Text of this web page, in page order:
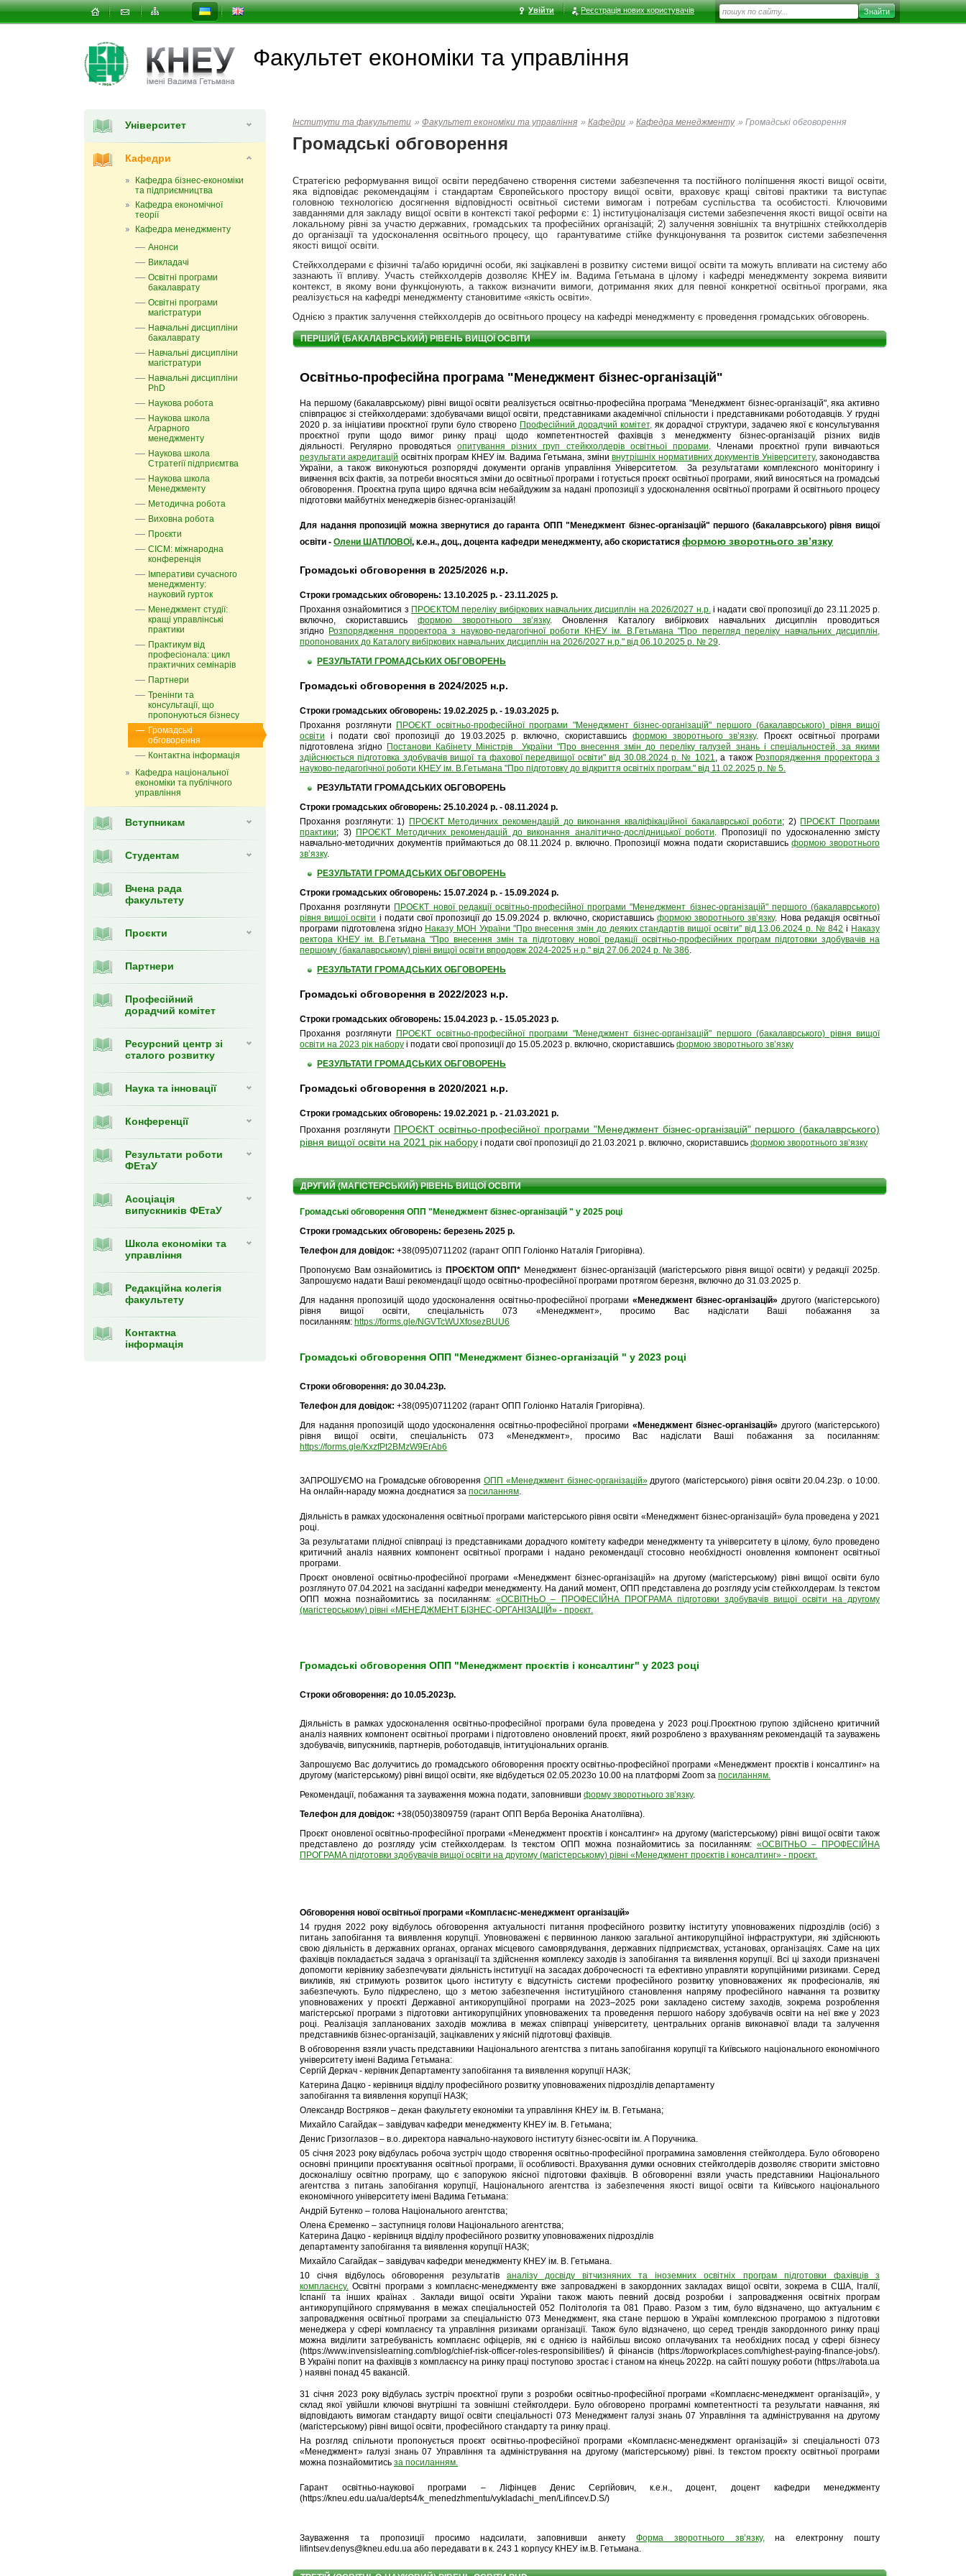
Увійти Реєстрація нових користувачів
Факультет економiки та управлiння
Університет
Кафедри
Кафедра бізнес-економіки
та підприємництва
Кафедра економічної
теорії
Кафедра менеджменту
Анонси
Викладачі
Освітні програми
бакалаврату
Освітні програми
магістратури
Навчальні дисципліни
бакалаврату
Навчальні дисципліни
магістратури
Навчальні дисципліни
PhD
Наукова робота
Наукова школа
Аграрного
менеджменту
Наукова школа
Стратегії підприємтва
Наукова школа
Менеджменту
Методична робота
Виховна робота
Проєкти
СІСМ: міжнародна
конференція
Імперативи сучасного
менеджменту:
науковий гурток
Менеджмент студії:
кращі управлінські
практики
Практикум від
професіонала: цикл
практичних семінарів
Партнери
Тренінги та
консультації, що
пропонуються бізнесу
Громадські
обговорення
Контактна інформація
Кафедра національної
економіки та публічного
управління
Вступникам
Студентам
Вчена рада
факультету
Проєкти
Партнери
Професійний
дорадчий комітет
Ресурсний центр зі
сталого розвитку
Наука та інновації
Конференції
Результати роботи
ФЕтаУ
Асоціація
випускників ФЕтаУ
Школа економіки та
управління
Редакційна колегія
факультету
Контактна
інформація
Інститути та факультети » Факультет економiки та управлiння » Кафедри » Кафедра менеджменту » Громадські обговорення
Громадські обговорення
Стратегією реформування вищої освіти передбачено створення системи забезпечення та постійного поліпшення якості вищої освіти,
яка відповідає рекомендаціям і стандартам Європейського простору вищої освіти, враховує кращі світові практики та виступає
головною технологією досягнення відповідності освітньої системи вимогам і потребам суспільства та особистості. Ключовими
завданнями для закладу вищої освіти в контексті такої реформи є: 1) інституціоналізація системи забезпечення якості вищої освіти на
локальному рівні за участю державних, громадських та професійних організацій; 2) залучення зовнішніх та внутрішніх стейкхолдерів
до організації та удосконалення освітнього процесу, що гарантуватиме стійке функціонування та розвиток системи забезпечення
якості вищої освіти.
Стейкхолдерами є фізичні та/або юридичні особи, які зацікавлені в розвитку системи вищої освіти та можуть впливати на систему або
зазнають її впливу. Участь стейкхолдерів дозволяє КНЕУ ім. Вадима Гетьмана в цілому і кафедрі менеджменту зокрема виявити
контекст, в якому вони функціонують, а таккож визначити вимоги, дотримання яких для певної конкретної освітньої програми, яка
реалізується на кафедрі менеджменту становитиме «якість освіти».
Однією з практик залучення стейкхолдерів до освітнього процесу на кафедрі менеджменту є проведення громадських обговорень.
ПЕРШИЙ (БАКАЛАВРСЬКИЙ) РІВЕНЬ ВИЩОЇ ОСВІТИ
Освітньо-професійна програма "Менеджмент бізнес-організацій"
На першому (бакалаврському) рівні вищої освіти реалізується освітньо-професійна програма "Менеджмент бізнес-організацій", яка активно
співпрацює зі стейкхолдерами: здобувачами вищої освіти, представниками академічної спільности і представниками роботодавців.У грудні
2020 р. за ініціативи проєктної групи було створено Професійний дорадчий комітет, як дорадчої структури, задачею якої є консультування
проєктної групи щодо вимог ринку праці щодо компетентностей фахівців з менеджменту бізнес-організацій різних видів
діяльності.
Регулярно проводяться опитування різних груп стейкхолдерів освітньої прорами. Членами проєктної групи вивчаються
результати акредитацій освітніх програм КНЕУ ім. Вадима Гетьмана, змінивнутрішніх нормативних документів Університету, законодавства
України, а також виконуються розпорядчі документи органів управління Університетом. За результатами комплексного моніторингу і
вивчення всіх фактів, за потреби вносяться зміни до освітньої програми і готується проєкт освітньої програми, який виносяться на громадські
обговорення. Проєктна група щиро вдячна всім небайдужим за надані пропозиції з удосконалення освітньої програми й освітнього процесу
підготовки майбутніх менеджерів бізнес-організацій!
Для надання пропозицій можна звернутися до гаранта ОПП "Менеджмент бізнес-організацій" першого (бакалаврського) рівня вищої
освіти - Олени ШАТІЛОВОЇ , к.е.н., доц., доцента кафедри менеджменту, або скористатися формою зворотнього звʼязку
Громадські обговорення в 2025/2026 н.р.
Строки громадських обговорень: 13.10.2025 р. - 23.11.2025 р.
Прохання ознайомитися з ПРОЄКТОМ переліку вибіркових навчальних дисциплін на 2026/2027 н.р.і надати свої пропозиціїдо 23.11.2025 р.
включно, скориставшись формою зворотнього звʼязку. Оновлення Каталогу вибіркових навчальних дисциплін проводиться
згідно Розпорядження проректора з науково-педагогічної роботи КНЕУ ім. В.Гетьмана "Про перегляд переліку навчальних дисциплін,
пропонованих до Каталогу вибіркових навчальних дисциплін на 2026/2027 н.р." від 06.10.2025 р. № 29.
РЕЗУЛЬТАТИ ГРОМАДСЬКИХ ОБГОВОРЕНЬ
Громадські обговорення в 2024/2025 н.р.
Строки громадських обговорень: 19.02.2025 р. - 19.03.2025 р.
Прохання розглянути
ПРОЄКТ освітньо-професійної програми "Менеджмент бізнес-організацій" першого (бакалаврського) рівня вищої
освіти і подати свої пропозиції до 19.03.2025 р. включно, скориставшисьформою зворотнього звʼязку. Проєкт освітньої програми
підготовлена згідно Постанови Кабінету Міністрів України "Про внесення змін до переліку галузей знань і спеціальностей, за якими
здійснюється підготовка здобувачів вищої та фахової передвищої освіти" від 30.08.2024 р. № 1021, а також Розпорядження проректора з
науково-педагогічної роботи КНЕУ ім. В.Гетьмана "Про підготовку до відкриття освітніх програм." від 11.02.2025 р. № 5.
РЕЗУЛЬТАТИ ГРОМАДСЬКИХ ОБГОВОРЕНЬ
Строки громадських обговорень: 25.10.2024 р. - 08.11.2024 р.
Прохання розглянути: 1) ПРОЄКТ Методичних рекомендацій до виконання кваліфікаційної бакалаврської роботи; 2) ПРОЄКТ Програми
практики; 3) ПРОЄКТ Методичних рекомендацій до виконання аналітично-дослідницької роботи. Пропозиції по удосконаленню змісту
навчально-методичних документів приймаються до 08.11.2024 р. включно. Пропозиції можна подати скориставшисьформою зворотнього
звʼязку.
РЕЗУЛЬТАТИ ГРОМАДСЬКИХ ОБГОВОРЕНЬ
Строки громадських обговорень: 15.07.2024 р. - 15.09.2024 р.
Прохання розглянути ПРОЄКТ нової редакції освітньо-професійної програми "Менеджмент бізнес-організацій" першого (бакалаврського)
рівня вищої освіти і подати свої пропозиції до 15.09.2024 р. включно, скориставшисьформою зворотнього звʼязку. Нова редакція освітньої
програми підготовлена згідно Наказу МОН України "Про внесення змін до деяких стандартів вищої освіти" від 13.06.2024 р. № 842 і Наказу
ректора КНЕУ ім. В.Гетьмана "Про внесення змін та підготовку нової редакції освітньо-професійних програм підготовки здобувачів на
першому (бакалаврському) рівні вищої освіти впродовж 2024-2025 н.р." від 27.06.2024 р. № 386.
РЕЗУЛЬТАТИ ГРОМАДСЬКИХ ОБГОВОРЕНЬ
Громадські обговорення в 2022/2023 н.р.
Строки громадських обговорень: 15.04.2023 р. - 15.05.2023 р.
Прохання розглянути
ПРОЄКТ освітньо-професійної програми "Менеджмент бізнес-організацій" першого (бакалаврського) рівня вищої
освіти на 2023 рік набору і подати свої пропозиції до 15.05.2023 р. включно, скориставшись формою зворотнього звʼязку
РЕЗУЛЬТАТИ ГРОМАДСЬКИХ ОБГОВОРЕНЬ
Громадські обговорення в 2020/2021 н.р.
Строки громадських обговорень: 19.02.2021 р. - 21.03.2021 р.
Прохання розглянути ПРОЄКТ освітньо-професійної програми "Менеджмент бізнес-організацій" першого (бакалаврського)
рівня вищої освіти на 2021 рік набору і подати свої пропозиції до 21.03.2021 р. включно, скориставшись формою зворотнього звʼязку
ДРУГИЙ (МАГІСТЕРСЬКИЙ) РІВЕНЬ ВИЩОЇ ОСВІТИ
Громадські обговорення ОПП "Менеджмент бізнес-організацій " у 2025 році
Строки громадських обговорень: березень 2025 р.
Телефон для довідок: +38(095)0711202 (гарант ОПП Голіонко Наталія Григорівна).
Пропонуємо Вам ознайомитись із ПРОЄКТОМ ОПП* Менеджмент бізнес-організацій (магістерського рівня вищої освіти) у редакції 2025р.
Запрошуємо надати Ваші рекомендації щодо освітньо-професійної програми протягом березня, включно до 31.03.2025 р.
Для надання пропозицій щодо удосконалення освітньо-професійної програми «Менеджмент бізнес-організацій» другого (магістерського)
рівня вищої освіти, спеціальність 073 «Менеджмент», просимо Вас надіслати Ваші побажання за
посиланням: https://forms.gle/NGVTcWUXfosezBUU6
Громадські обговорення ОПП "Менеджмент бізнес-організацій " у 2023 році
Строки обговорення: до 30.04.23р.
Телефон для довідок: +38(095)0711202 (гарант ОПП Голіонко Наталія Григорівна).
Для надання пропозицій щодо удосконалення освітньо-професійної програми «Менеджмент бізнес-організацій» другого (магістерського)
рівня вищої освіти, спеціальність 073 «Менеджмент», просимо Вас надіслати Ваші побажання за посиланням:
https://forms.gle/KxzfPt2BMzW9ErAb6
ЗАПРОШУЄМО на Громадське обговоренняОПП «Менеджмент бізнес-організацій»другого (магістерського) рівня освіти 20.04.23р. о 10:00.
На онлайн-нараду можна доєднатися за посиланням.
Діяльність в рамках удосконалення освітньої програми магістерського рівня освіти «Менеджмент бізнес-організацій» була проведена у 2021
році.
За результатами плідної співпраці із представниками дорадчого комітету кафедри менеджменту та університету в цілому, було проведено
критичний аналіз наявних компонент освітньої програми і надано рекомендації стосовно необхідності оновлення компонент освітньої
програми.
Проєкт оновленої освітньо-професійної програми «Менеджмент бізнес-організацій» на другому (магістерському) рівні вищої освіти було
розглянуто 07.04.2021 на засіданні кафедри менеджменту. На даний момент, ОПП представлена до розгляду усім стейкхолдерам. Із текстом
ОПП можна познайомитись за посиланням:«ОСВІТНЬО – ПРОФЕСІЙНА ПРОГРАМА підготовки здобувачів вищої освіти на другому
(магістерському) рівні «МЕНЕДЖМЕНТ БІЗНЕС-ОРГАНІЗАЦІЙ» - проєкт.
Громадські обговорення ОПП "Менеджмент проєктів і консалтинг" у 2023 році
Строки обговорення: до 10.05.2023р.
Діяльність в рамках удосконалення освітньо-професійної програми була проведена у 2023 році.Проєктною групою здійснено критичний
аналіз наявних компонент освітньої програми і підготовлено оновлений проєкт, який розроблено з врахуванням рекомендацій та зауважень
здобувачів, випускників, партнерів, роботодавців, інтитуціональних органів.
Запрошуємо Вас долучитись до громадського обговорення проєкту освітньо-професійної програми «Менеджмент проєктів і консалтинг» на
другому (магістерському) рівні вищої освіти, яке відбудеться 02.05.2023о 10.00 на платформі Zoom за посиланням.
Рекомендації, побажання та зауваження можна подати, заповнивши форму зворотнього зв’язку.
Телефон для довідок: +38(050)3809759 (гарант ОПП Верба Вероніка Анатоліївна).
Проєкт оновленої освітньо-професійної програми «Менеджмент проєктів і консалтинг» на другому (магістерському) рівні вищої освіти також
представлено до розгляду усім стейкхолдерам. Із текстом ОПП можна познайомитись за посиланням: «ОСВІТНЬО – ПРОФЕСІЙНА
ПРОГРАМА підготовки здобувачів вищої освіти на другому (магістерському) рівні «Менеджмент проєктів і консалтинг» - проєкт.
Обговорення нової освітньої програми «Комплаєнс-менеджмент організацій»
14 грудня 2022 року відбулось обговорення актуальності питання професійного розвитку інституту уповноважених підрозділів (осіб) з
питань запобігання та виявлення корупції. Уповноважені є первинною ланкою загальної антикорупційної інфраструктури, які здійснюють
свою діяльність в державних органах, органах місцевого самоврядування, державних підприємствах, установах, організаціях. Саме на цих
фахівців покладається задача з організації та здійснення комплексу заходів із запобігання та виявлення корупції. Всі ці заходи призначені
допомогти керівнику забезпечувати діяльність інституції на засадах доброчесності та ефективно управляти корупційними ризиками. Серед
викликів, які стримують розвиток цього інституту є відсутність системи професійного розвитку уповноважених як професіоналів, які
забезпечують. Було підкреслено, що з метою забезпечення інституційного становлення напряму професійного навчання та розвитку
уповноважених у проєкті Державної антикорупційної програми на 2023–2025 роки закладено систему заходів, зокрема розроблення
магістерської програми з підготовки антикорупційних уповноважених та проведення першого набору здобувачів освіти на неї вже у 2023
році. Реалізація запланованих заходів можлива в межах співпраці університету, центральних органів виконавчої влади та залучення
представників бізнес-організацій, зацікавлених у якісній підготовці фахівців.
В обговорення взяли участь представники Національного агентства з питань запобігання корупції та Київського національного економічного
університету імені Вадима Гетьмана:
Сергій Деркач - керівник Департаменту запобігання та виявлення корупції НАЗК;
Катерина Дацко - керівниця відділу професійного розвитку уповноважених підрозділів департаменту
запобігання та виявлення корупції НАЗК;
Олександр Востряков – декан факультету економіки та управління КНЕУ ім. В. Гетьмана;
Михайло Сагайдак – завідувач кафедри менеджменту КНЕУ ім. В. Гетьмана;
Денис Гризоглазов – в.о. директора навчально-наукового інституту бізнес-освіти ім. А Поручника.
05 січня 2023 року відбулась робоча зустріч щодо створення освітньо-професійної програмина замовлення стейкголдера. Було обговорено
основні принципи проєктування освітньої програми, її особливості. Врахування думки основних стейкголдерів дозволяє створити змістовно
досконалішу освітню програму, що є запорукою якісної підготовки фахівців. В обговоренні взяли участь представники Національного
агентства з питань запобігання корупції, Національного агентства із забезпечення якості вищої освіти та Київського національного
економічного університету імені Вадима Гетьмана:
Андрій Бутенко – голова Національного агентства;
Олена Єременко – заступниця голови Національного агентства;
Катерина Дацко - керівниця відділу професійного розвитку уповноважених підрозділів
департаменту запобігання та виявлення корупції НАЗК;
Михайло Сагайдак – завідувач кафедри менеджменту КНЕУ ім. В. Гетьмана.
10 січня відбулось обговорення результатів аналізу досвіду вітчизняних та іноземних освітніх програм підготовки фахівців з
комплаєнсу. Освітні програми з комплаєнс-менеджменту вже запроваджені в закордонних закладах вищої освіти, зокрема в США, Італії,
Іспанії та інших країнах . Заклади вищої освіти України також мають певний досвід розробки і запровадження освітніх програм
антикорупційного спрямування в межах спеціальностей 052 Політологія та 081 Право. Разом з тим, було відзначено, що актуальним є
запровадження освітньої програми за спеціальністю 073 Менеджмент, яка стане першою в Україні комплексною програмою з підготовки
менеджера у сфері комплаєнсу та управління ризиками організації. Також було відзначено, що серед трендів закордонного ринку праці
можна виділити затребуваність комплаєнс офіцерів, які є однією із найбільш високо оплачуваних та необхідних посад у сфері бізнесу
(https://www.invensislearning.com/blog/chief-risk-officer-roles-responsibilities/) й фінансів (https://topworkplaces.com/highest-paying-finance-jobs/).
В Україні попит на фахівців з комплаєнсу на ринку праці поступово зростає і станом на кінець 2022р. на сайті пошуку роботи (https://rabota.ua
) наявні понад 45 вакансій.
31 січня 2023 року відбулась зустріч проєктної групи з розробки освітньо-професійної програми «Комплаєнс-менеджмент організацій», у
склад якої увійшли ключові внутрішні та зовнішні стейкголдери. Було обговорено програмні компетентності та результати навчання, які
відповідають вимогам стандарту вищої освіти спеціальності 073 Менеджмент галузі знань 07 Управління та адміністрування на другому
(магістерському) рівні вищої освіти, професійного стандарту та ринку праці.
На розгляд спільноти пропонується проєкт освітньо-професійної програми «Комплаєнс-менеджмент організацій» зі спеціальності 073
«Менеджмент» галузі знань 07 Управління та адміністрування на другому (магістерському) рівні. Із текстом проєкту освітньої програми
можна познайомитись за посиланням.
Гарант освітньо-наукової програми – Ліфінцев Денис Сергійович, к.е.н., доцент, доцент кафедри менеджменту
(https://kneu.edu.ua/ua/depts4/k_menedzhmentu/vykladachi_men/Lifincev.D.S/)
Зауваження та пропозиції просимо надсилати, заповнивши анкету Форма зворотнього зв’язку,на електронну пошту
lifintsev.denys@kneu.edu.ua або передавати в к. 243 1 корпусу КНЕУ ім.В. Гетьмана.